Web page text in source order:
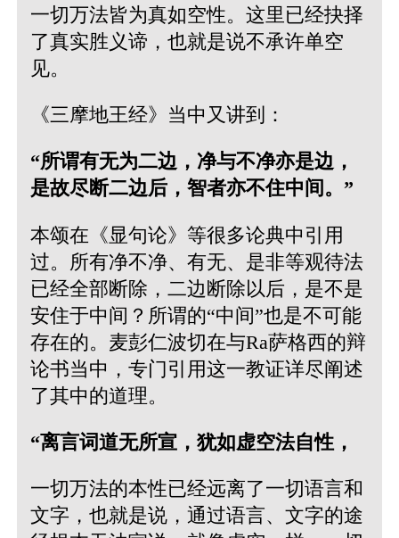
一切万法皆为真如空性。这里已经抉择
了真实胜义谛，也就是说不承许单空
见。
《三摩地王经》当中又讲到：
“所谓有无为二边，净与不净亦是边，
是故尽断二边后，智者亦不住中间。”
本颂在《显句论》等很多论典中引用
过。所有净不净、有无、是非等观待法
已经全部断除，二边断除以后，是不是
安住于中间？所谓的“中间”也是不可能
存在的。麦彭仁波切在与Ra萨格西的辩
论书当中，专门引用这一教证详尽阐述
了其中的道理。
“离言词道无所宣，犹如虚空法自性，
一切万法的本性已经远离了一切语言和
文字，也就是说，通过语言、文字的途